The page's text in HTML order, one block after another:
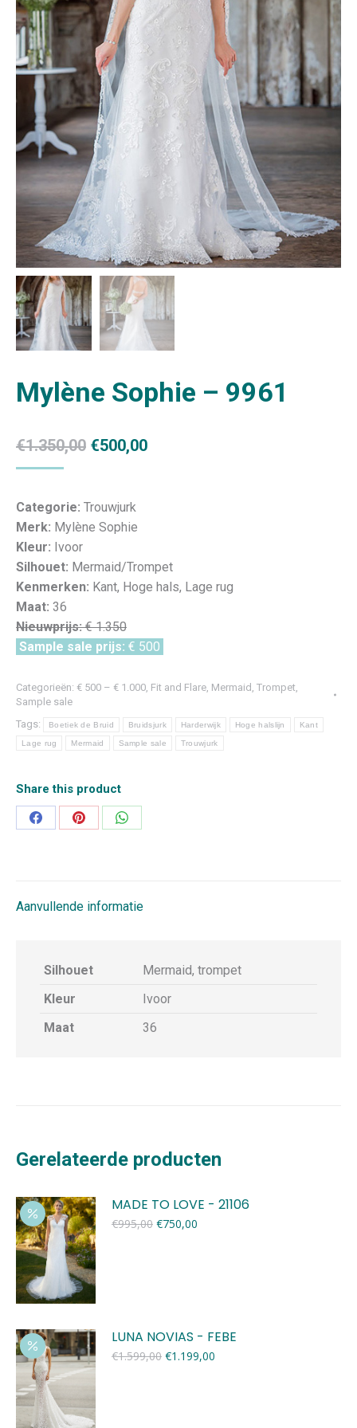
Mylène Sophie – 9961
€1.350,00 Oorspronkelijke
€1.350,00.
€500,00Huidige
Categorie: Trouwjurk
Merk: Mylène Sophie
Kleur: Ivoor
Silhouet: Mermaid/Trompet
Kenmerken: Kant, Hoge hals, Lage rug
Maat: 36
Nieuwprijs:€ 1.350
Sample sale prijs: € 500
Categorieën: € 500 – € 1.000, Fit and Flare, Mermaid, Trompet,
Sample sale
Tags:
Boetiek de Bruid Bruidsjurk Harderwijk Hoge halslijn Kant
Lage rug Mermaid Sample sale Trouwjurk
Share this product
Deel
Deel
Deel
Aanvullende informatie
Silhouet
Mermaid, trompet
Kleur
Ivoor
Maat
36
Gerelateerde producten
MADE TO LOVE - 21106
€995,00 Oorspronkelijke
€750,00
LUNA NOVIAS - FEBE
€1.599,00 Oorspronkelijke
€1.199,00